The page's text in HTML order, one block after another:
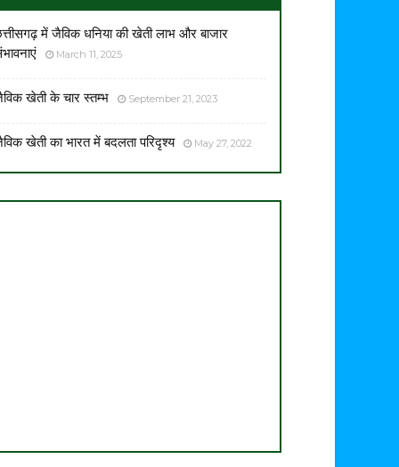
में जैविक धनिया की खेती लाभ और बाजार
March 11, 2025
खेती के चार स्तम्भ September 21, 2023
खेती का भारत में बदलता परिदृश्य May 27, 2022